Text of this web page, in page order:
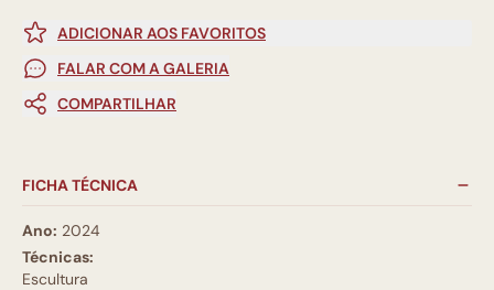
ADICIONAR AOS FAVORITOS
FALAR COM A GALERIA
COMPARTILHAR
FICHA TÉCNICA
Ano: 2024
Técnicas:
Escultura